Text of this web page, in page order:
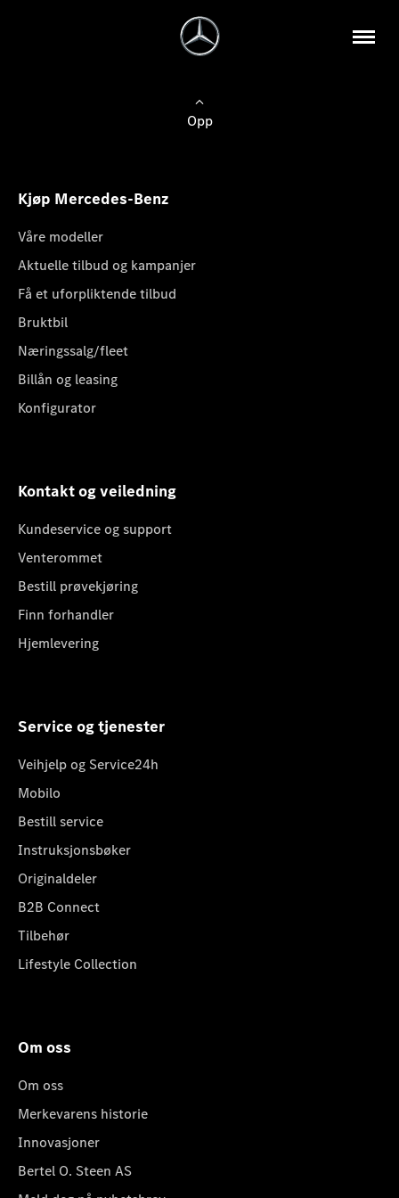
Opp
Kjøp Mercedes-Benz
Våre modeller
Aktuelle tilbud og kampanjer
Få et uforpliktende tilbud
Bruktbil
Næringssalg/fleet
Billån og leasing
Konfigurator
Kontakt og veiledning
Kundeservice og support
Venterommet
Bestill prøvekjøring
Finn forhandler
Hjemlevering
Service og tjenester
Veihjelp og Service24h
Mobilo
Bestill service
Instruksjonsbøker
Originaldeler
B2B Connect
Tilbehør
Lifestyle Collection
Om oss
Om oss
Merkevarens historie
Innovasjoner
Bertel O. Steen AS